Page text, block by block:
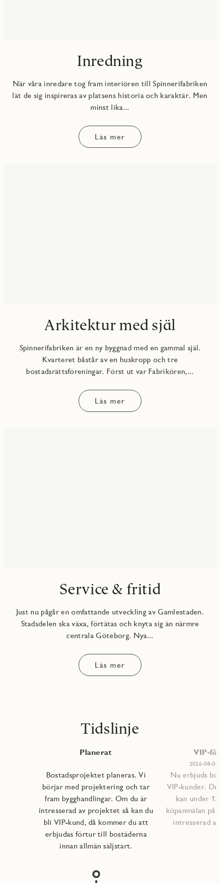
Inredning
När våra inredare tog fram interiören till Spinnerifabriken
lät de sig inspireras av platsens historia och karaktär. Men
minst lika...
Läs mer
Arkitektur med själ
Spinnerifabriken är en ny byggnad med en gammal själ.
Kvarteret båstår av en huskropp och tre
bostadsrättsföreningar. Först ut var Fabrikören,...
Läs mer
Service & fritid
Just nu pågår en omfattande utveckling av Gamlestaden.
Stadsdelen ska växa, förtätas och knyta sig än närmre
centrala Göteborg. Nya...
Läs mer
Tidslinje
Planerat
Bostadsprojektet planeras. Vi
börjar med projektering och tar
fram bygghandlingar. Om du är
intresserad av projektet så kan du
bli VIP-kund, då kommer du att
erbjudas förtur till bostäderna
innan allmän säljstart.
VIP-
2026-08-
Nu erbjuds
VIP-kunder.
kan under
köpanmälan på
intresserad